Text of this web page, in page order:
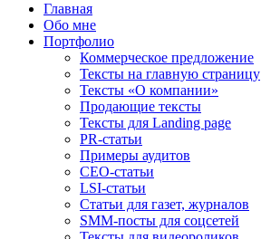
Главная
Обо мне
Портфолио
Коммерческое предложение
Тексты на главную страницу
Тексты «О компании»
Продающие тексты
Тексты для Landing page
PR-статьи
Примеры аудитов
СЕО-статьи
LSI-статьи
Статьи для газет, журналов
SMM-посты для соцсетей